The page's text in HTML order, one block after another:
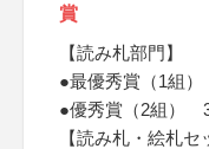
賞
【読み札部門】
●最優秀賞（1組
●優秀賞（2組）
【読み札・絵札セ